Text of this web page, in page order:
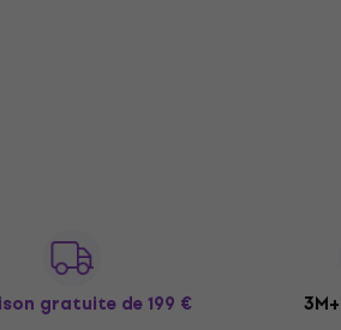
gratuite de 199 €